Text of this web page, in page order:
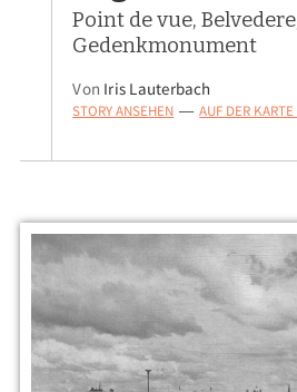
Point de vue,
Gedenkmonument
Von Iris Lauterbach
STORY ANSEHEN — AUF DER